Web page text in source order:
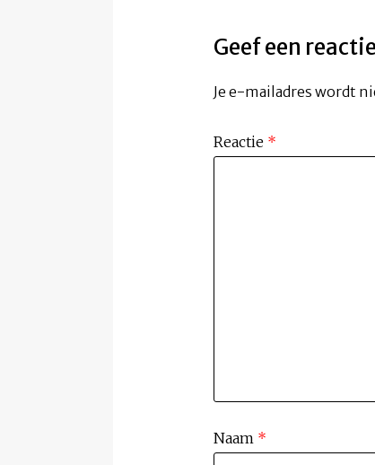
Geef een reactie
Je e-mailadres wordt
Reactie *
Naam *